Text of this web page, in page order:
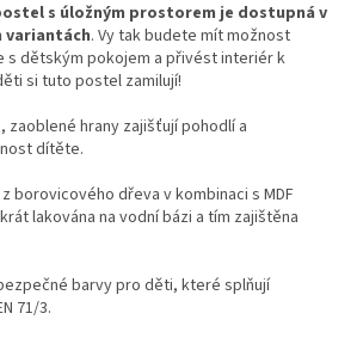
s úložným prostorem je dostupná v
variantách. Vy tak budete mít možnost
s dětským pokojem a přivést interiér k
si tuto postel zamilují!
zaoblené hrany zajišťují pohodlí a
dítěte.
borovicového dřeva v kombinaci s MDF
lakována na vodní bázi a tím zajištěna
barvy pro děti, které splňují
71/3.